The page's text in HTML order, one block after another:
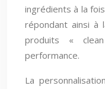
ingrédients à la
répondant ainsi à
produits «
performance.
La